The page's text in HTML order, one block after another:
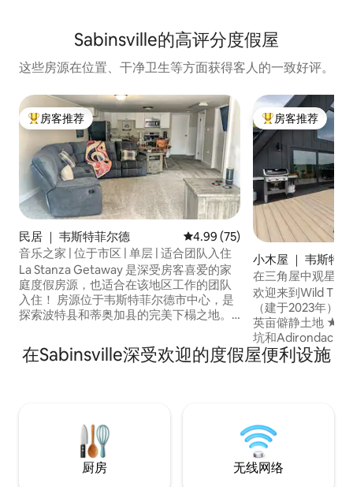
Sabinsville的高评分度假屋
这些房源在位置、干净卫生等方面获得客人的一致好评。
热门「房客推荐」
房客推荐
民居 ｜ 韦斯特菲尔德 平均评分 4.99 分（满分 5 分）
4.99 (75)
音乐之家 | 位于市区 | 单层 | 适合团队入住
La Stanza Getaway 是深受房客喜爱的家
庭度假房源，也适合在该地区工作的团队
入住！ 房源位于韦斯特菲尔德市中心，是
探索波特县和蒂奥加县的完美下榻之地。
（Wellsboro）、曼斯菲尔德
（Mansfield）、科宁（Corning）、加勒
间、经过翻新的餐厨一体化厨房、1 个舒适
的可调节组合沙发和 3 台高清电视。
热门「房客推荐」
房客推荐
小木屋 ｜ 韦斯特
在三角屋中观星
欢迎来到Wild Tioga！ ★ 现代A
（建于2023年）
英亩僻静土地 ★
坑和Adirondack
乒乓球和空气冰
具和书籍 ★ 儿童
道、樱桃泉州立公园 我们期待您的光
关注@
在Sabinsville深受欢迎的度假屋便利设施
厨房 无线网络